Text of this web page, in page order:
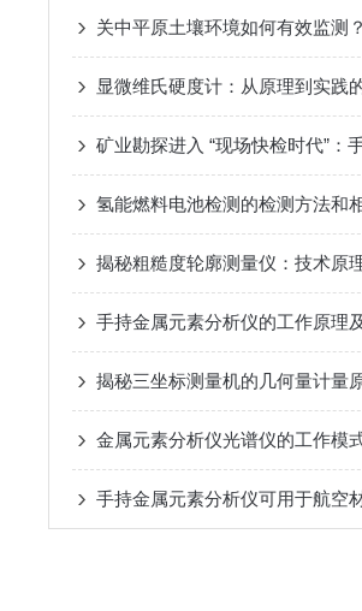
揭秘三坐标测量机的几何量计量